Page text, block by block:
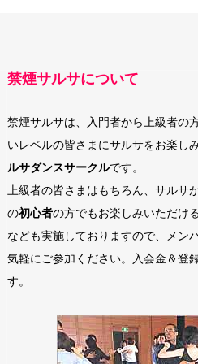
禁煙サルサについて
禁煙サルサは、入門者から上級者の
いレベルの皆さまにサルサをお楽し
ルサダンスサークルです。
上級者の皆さまはもちろん、サルサ
の初心者の方でもお楽しみいただけ
なども実施しておりますので、メン
気軽にご参加ください。入会金＆登
す。